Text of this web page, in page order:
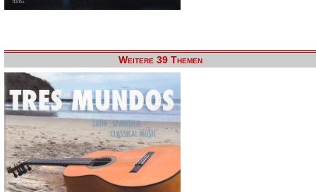
Weitere 39 Themen